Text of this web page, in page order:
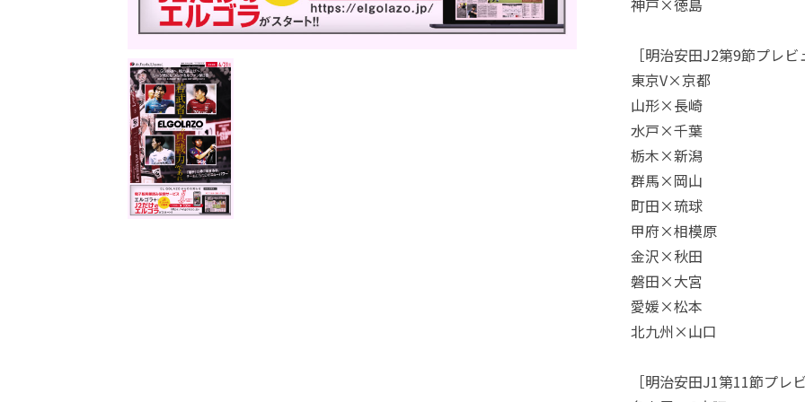
神戸×徳島
［明治安田J2第9節プレビ
東京V×京都
山形×長崎
水戸×千葉
栃木×新潟
群馬×岡山
町田×琉球
甲府×相模原
金沢×秋田
磐田×大宮
愛媛×松本
北九州×山口
［明治安田J1第11節プレ